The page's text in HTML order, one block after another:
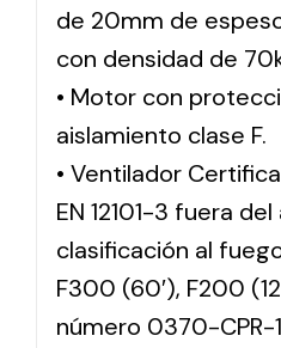
de 20mm de
con densidad de
• Motor con
aislamiento clase F.
• Ventilador
EN 12101-3 fuera
clasificación al
F300 (60′), F200
número 0370-CPR-